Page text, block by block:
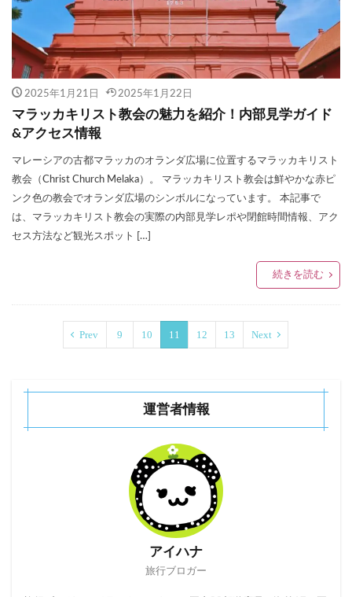
2025年1月21日 2025年1月22日
マラッカキリスト教会の魅力を紹介！内部見学ガイド
&アクセス情報
マレーシアの古都マラッカのオランダ広場に位置するマラッカキリスト
教会（Christ Church Melaka）。 マラッカキリスト教会は鮮やかな赤ピ
ンク色の教会でオランダ広場のシンボルになっています。 本記事で
は、マラッカキリスト教会の実際の内部見学レポや閉館時間情報、アク
セス方法など観光スポット […]
続きを読む
Prev 9 10 11 12 13 Next
運営者情報
アイハナ
旅行ブロガー